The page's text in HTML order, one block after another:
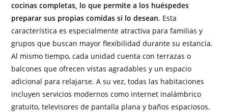
cocinas completas, lo que permite a los huéspedes
preparar sus propias comidas si lo desean. Esta
característica es especialmente atractiva para familias y
grupos que buscan mayor flexibilidad durante su estancia.
Al mismo tiempo, cada unidad cuenta con terrazas o
balcones que ofrecen vistas agradables y un espacio
adicional para relajarse. A su vez, todas las habitaciones
incluyen servicios modernos como internet inalámbrico
gratuito, televisores de pantalla plana y baños espaciosos.